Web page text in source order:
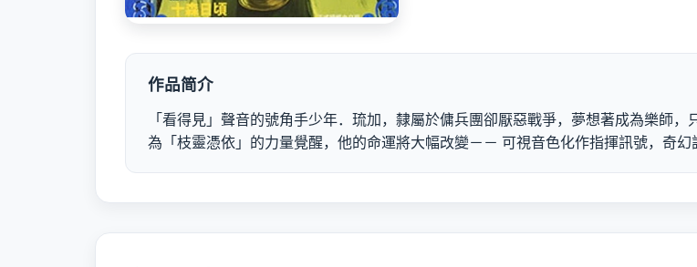
作品简介
「看得見」聲音的號角手少年．琉加，隸屬於傭兵團卻厭惡戰爭，夢想著成為樂師
為「枝靈憑依」的力量覺醒，他的命運將大幅改變－－ 可視音色化作指揮訊號，奇幻